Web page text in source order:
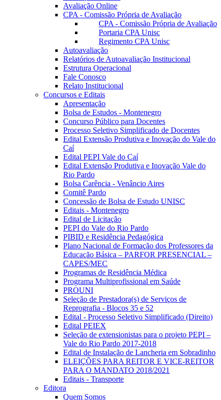
Avaliação Online
CPA - Comissão Própria de Avaliação
CPA - Comissão Própria de Avaliação
Portaria CPA Unisc
Regimento CPA Unisc
Autoavaliação
Relatórios de Autoavaliação Institucional
Estrutura Operacional
Fale Conosco
Relato Institucional
Concursos e Editais
Apresentação
Bolsa de Estudos - Montenegro
Concurso Público para Docentes
Processo Seletivo Simplificado de Docentes
Edital Extensão Produtiva e Inovação do Vale do
Caí
Edital PEPI Vale do Caí
Edital Extensão Produtiva e Inovação Vale do
Rio Pardo
Bolsa Carência - Venâncio Aires
Comitê Pardo
Concessão de Bolsa de Estudo UNISC
Editais - Montenegro
Edital de Licitação
PEPI do Vale do Rio Pardo
PIBID e Residência Pedagógica
Plano Nacional de Formação dos Professores da
Educação Básica – PARFOR PRESENCIAL –
CAPES/MEC
Programas de Residência Médica
Programa Multiprofissional em Saúde
PROUNI
Seleção de Prestadora(s) de Serviços de
Reprografia - Blocos 35 e 52
Edital - Processo Seletivo Simplificado (Direito)
Edital PEIEX
Seleção de extensionistas para o projeto PEPI –
Vale do Rio Pardo 2017-2018
Edital de Instalação de Lancheria em Sobradinho
ELEIÇÕES PARA REITOR E VICE-REITOR
PARA O MANDATO 2018/2021
Editais - Transporte
Editora
Quem Somos